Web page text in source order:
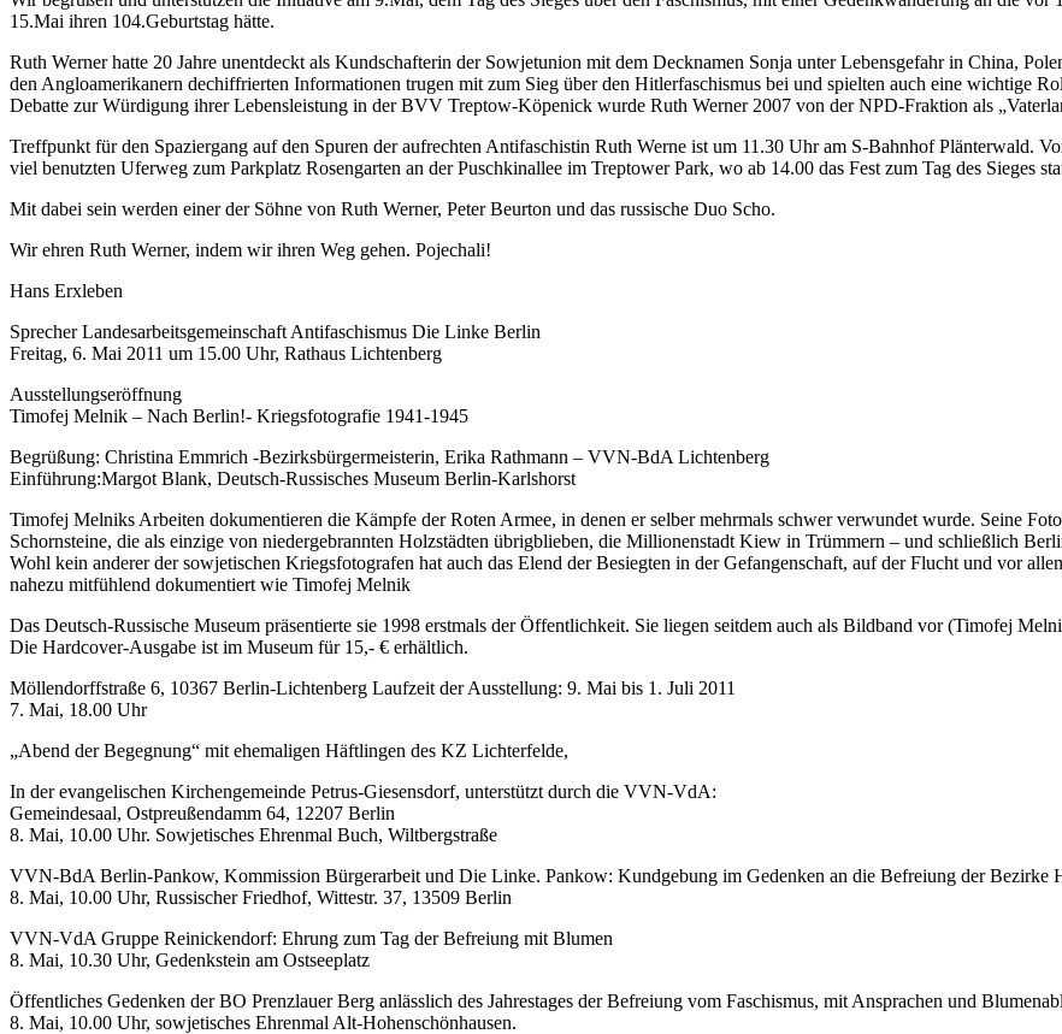
15.Mai ihren 104.Geburtstag hätte.
Ruth Werner hatte 20 Jahre unentdeckt als Kundschafterin der Sowjetunion mit dem Decknamen Sonja unter Lebensgefahr in China,
den Angloamerikanern dechiffrierten Informationen trugen mit zum Sieg über den Hitlerfaschismus bei und spielten auch eine wichtige
Debatte zur Würdigung ihrer Lebensleistung in der BVV Treptow-Köpenick wurde Ruth Werner 2007 von der NPD-Fraktion als
Treffpunkt für den Spaziergang auf den Spuren der aufrechten Antifaschistin Ruth Werne ist um 11.30 Uhr am S-Bahnhof Plänterwald.
viel benutzten Uferweg zum Parkplatz Rosengarten an der Puschkinallee im Treptower Park, wo ab 14.00 das Fest zum Tag des Sieges
Mit dabei sein werden einer der Söhne von Ruth Werner, Peter Beurton und das russische Duo Scho.
Wir ehren Ruth Werner, indem wir ihren Weg gehen. Pojechali!
Hans Erxleben
Sprecher Landesarbeitsgemeinschaft Antifaschismus Die Linke Berlin
Freitag, 6. Mai 2011 um 15.00 Uhr, Rathaus Lichtenberg
Ausstellungseröffnung
Timofej Melnik – Nach Berlin!- Kriegsfotografie 1941-1945
Begrüßung: Christina Emmrich -Bezirksbürgermeisterin, Erika Rathmann – VVN-BdA Lichtenberg
Einführung:Margot Blank, Deutsch-Russisches Museum Berlin-Karlshorst
Timofej Melniks Arbeiten dokumentieren die Kämpfe der Roten Armee, in denen er selber mehrmals schwer verwundet wurde. Seine
Schornsteine, die als einzige von niedergebrannten Holzstädten übrigblieben, die Millionenstadt Kiew in Trümmern – und schließlich
Wohl kein anderer der sowjetischen Kriegsfotografen hat auch das Elend der Besiegten in der Gefangenschaft, auf der Flucht und vor
nahezu mitfühlend dokumentiert wie Timofej Melnik
Das Deutsch-Russische Museum präsentierte sie 1998 erstmals der Öffentlichkeit. Sie liegen seitdem auch als Bildband vor (Timofej
Die Hardcover-Ausgabe ist im Museum für 15,- € erhältlich.
Möllendorffstraße 6, 10367 Berlin-Lichtenberg Laufzeit der Ausstellung: 9. Mai bis 1. Juli 2011
7. Mai, 18.00 Uhr
„Abend der Begegnung“ mit ehemaligen Häftlingen des KZ Lichterfelde,
In der evangelischen Kirchengemeinde Petrus-Giesensdorf, unterstützt durch die VVN-VdA:
Gemeindesaal, Ostpreußendamm 64, 12207 Berlin
8. Mai, 10.00 Uhr. Sowjetisches Ehrenmal Buch, Wiltbergstraße
VVN-BdA Berlin-Pankow, Kommission Bürgerarbeit und Die Linke. Pankow: Kundgebung im Gedenken an die Befreiung der Bezirke
8. Mai, 10.00 Uhr, Russischer Friedhof, Wittestr. 37, 13509 Berlin
VVN-VdA Gruppe Reinickendorf: Ehrung zum Tag der Befreiung mit Blumen
8. Mai, 10.30 Uhr, Gedenkstein am Ostseeplatz
Öffentliches Gedenken der BO Prenzlauer Berg anlässlich des Jahrestages der Befreiung vom Faschismus, mit Ansprachen und
8. Mai, 10.00 Uhr, sowjetisches Ehrenmal Alt-Hohenschönhausen.